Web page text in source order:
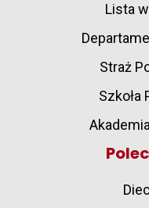
Lista
Straż
Szkoła